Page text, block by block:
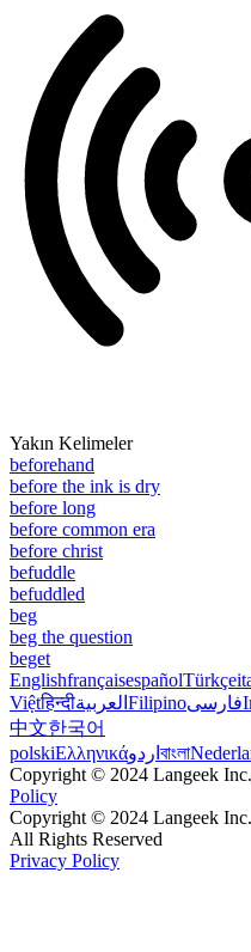
Yakın Kelimeler
beforehand
before the ink is dry
before long
before common era
before christ
befuddle
befuddled
beg
beg the question
beget
EnglishfrançaisespañolTürkçe
Việtहिन्दीالعربية Filipinoفارسی
中文한국어
polskiΕλληνικάاردو বাংলা
Copyright © 2024 Langeek
Policy
Copyright © 2024 Langeek Inc.
All Rights Reserved
Privacy Policy